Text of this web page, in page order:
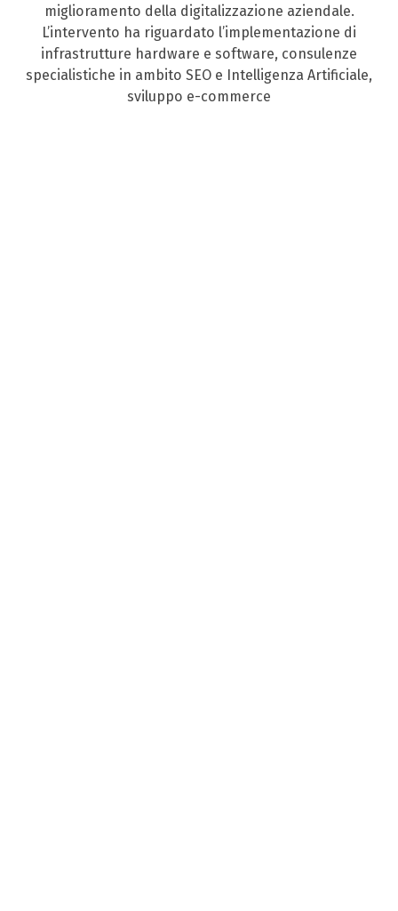
miglioramento della digitalizzazione aziendale.
L’intervento ha riguardato l’implementazione di
infrastrutture hardware e software, consulenze
specialistiche in ambito SEO e Intelligenza Artificiale,
sviluppo e-commerce